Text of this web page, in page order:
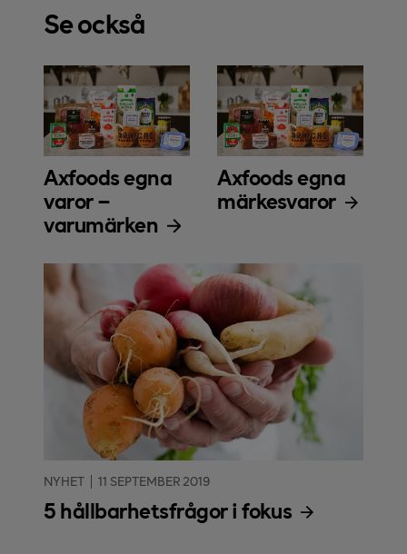
Se också
Axfoods egna
varor –
varumärken
Axfoods egna
märkesvaror
NYHET 11 SEPTEMBER 2019
5 hållbarhetsfrågor i fokus